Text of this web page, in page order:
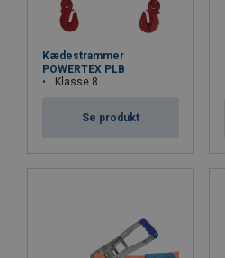
Kædestrammer
POWERTEX PLB
Klasse 8
Se produkt